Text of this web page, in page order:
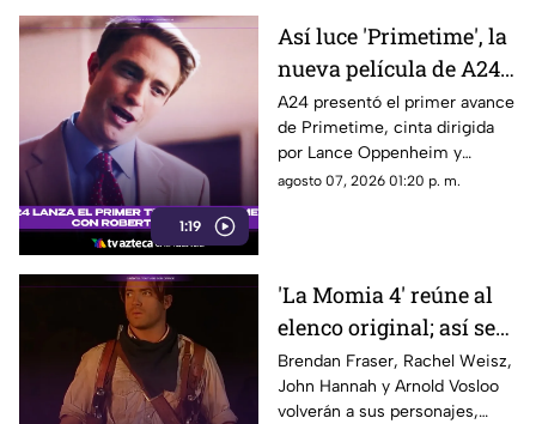
1:19
Así luce 'Primetime', la
nueva película de A24
con Robert Pattinson
como protagonista
A24 presentó el primer avance
de Primetime, cinta dirigida
por Lance Oppenheim y
protagonizada por Robert
agosto 07, 2026 01:20 p. m.
'La Momia 4' reúne al
elenco original; así será
el regreso de Rick
O’Connell e Imhotep
Brendan Fraser, Rachel Weisz,
John Hannah y Arnold Vosloo
volverán a sus personajes,